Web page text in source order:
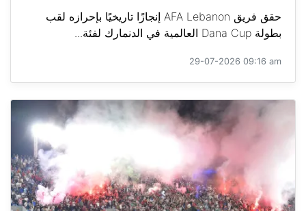
حقق فريق AFA Lebanon إنجازًا تاريخيًا بإحرازه لقب
بطولة Dana Cup العالمية في الدنمارك لفئة...
29-07-2026 09:16 am